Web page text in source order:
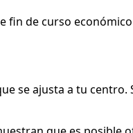
de curso
se ajusta a tu